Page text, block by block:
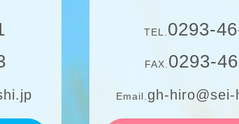
TEL. 0293-
FAX. 0293-
Email. gh-